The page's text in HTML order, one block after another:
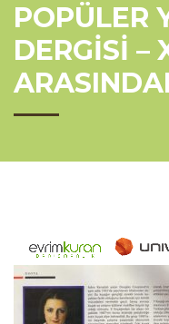
POPÜLER
DERGİSİ –